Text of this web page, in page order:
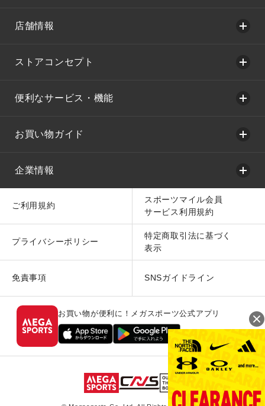
店舗情報
ストアコンセプト
便利なサービス・機能
お買い物ガイド
企業情報
ご利用規約
スポーツマイル会員
サービス利用規約
プライバシーポリシー
特定商取引法に基づく
表示
免責事項 SNSガイドライン
お買い物が便利に！メガスポーツ公式アプリ